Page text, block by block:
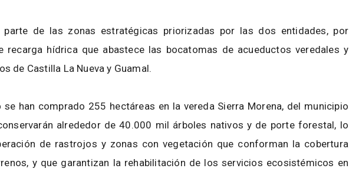
parte de las zonas estratégicas priorizadas por las dos entidades, por
recarga hídrica que abastece las bocatomas de acueductos veredales y
de Castilla La Nueva y Guamal.
han comprado 255 hectáreas en la vereda Sierra Morena, del municipio
alrededor de 40.000 mil árboles nativos y de porte forestal, lo
de rastrojos y zonas con vegetación que conforman la cobertura
y que garantizan la rehabilitación de los servicios ecosistémicos en